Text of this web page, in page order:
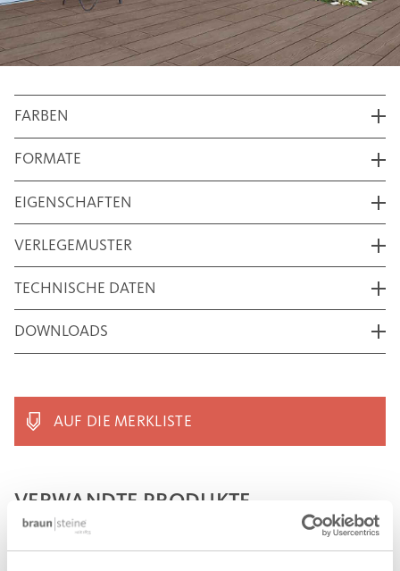
FARBEN
FORMATE
EIGENSCHAFTEN
VERLEGEMUSTER
TECHNISCHE DATEN
DOWNLOADS
AUF DIE MERKLISTE
VERWANDTE PRODUKTE